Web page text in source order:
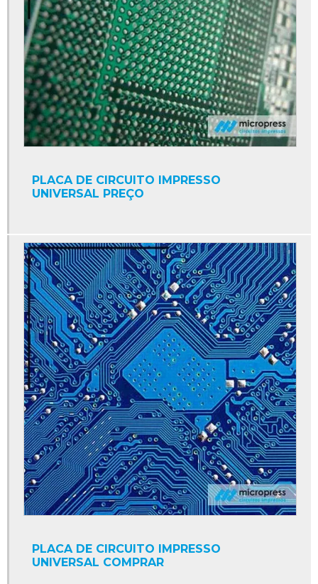
PLACA DE CIRCUITO IMPRESSO
UNIVERSAL PREÇO
PLACA DE CIRCUITO IMPRESSO
UNIVERSAL COMPRAR